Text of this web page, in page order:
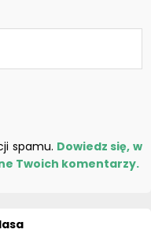
spamu. Dowiedz się, w
Twoich komentarzy.